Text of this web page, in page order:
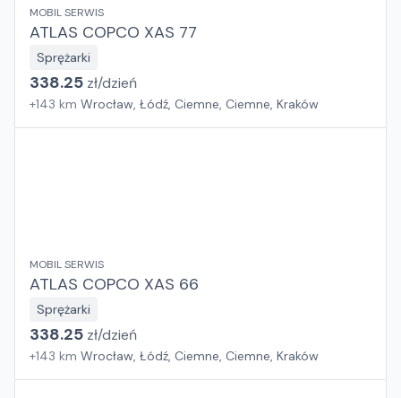
MOBIL SERWIS
ATLAS COPCO XAS 77
Sprężarki
338.25 zł/dzień
+143 km Wrocław, Łódź, Ciemne, Ciemne, Kraków
MOBIL SERWIS
ATLAS COPCO XAS 66
Sprężarki
338.25 zł/dzień
+143 km Wrocław, Łódź, Ciemne, Ciemne, Kraków